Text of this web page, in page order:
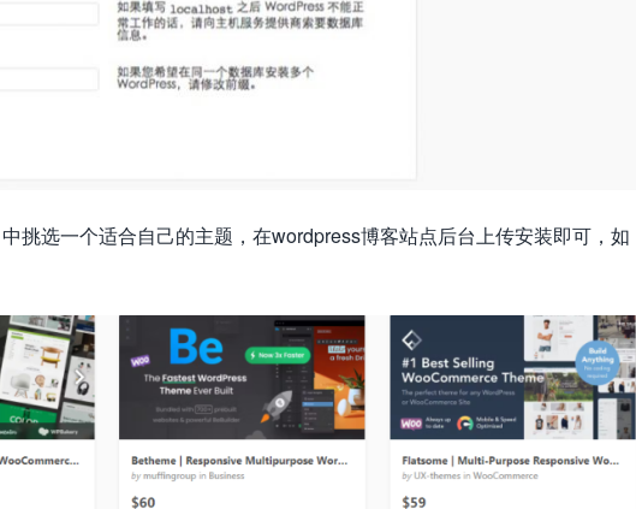
挑选一个适合自己的主题，在wordpress博客站点后台上传安装即可，如